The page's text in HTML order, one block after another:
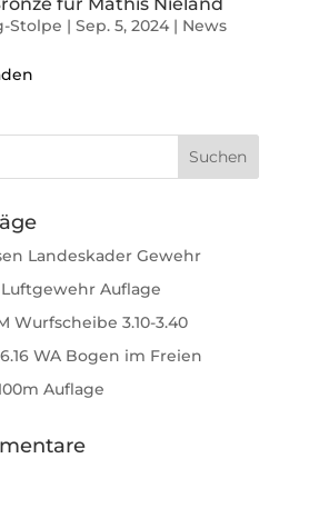
Stolpe | Sep. 5, 2024| News
Landeskader Gewehr
Luftgewehr Auflage
Wurfscheibe 3.10-3.40
WA Bogen im Freien
Auflage